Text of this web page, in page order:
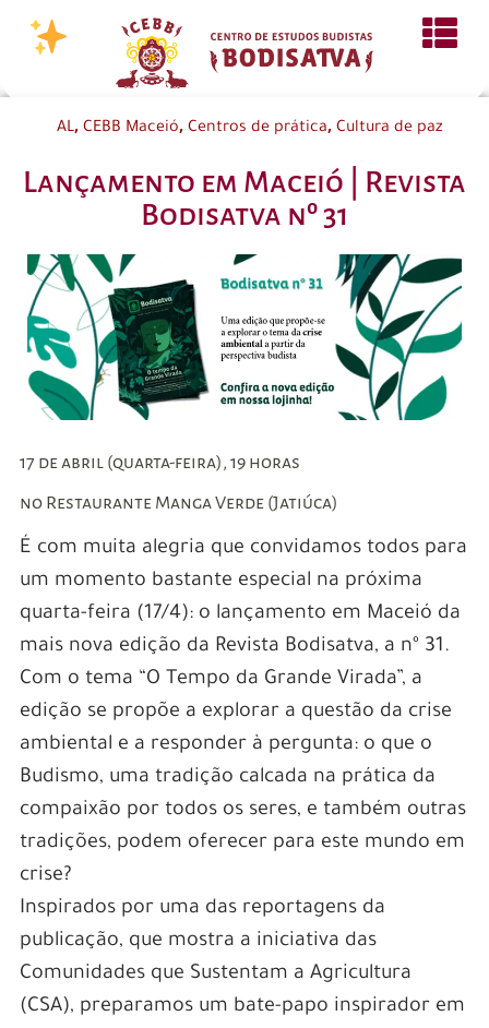
AL, CEBB Maceió, Centros de prática, Cultura de paz
Lançamento em Maceió | Revista
Bodisatva nº 31
17 de abril (quarta-feira), 19 horas
no Restaurante Manga Verde (Jatiúca)
É com muita alegria que convidamos todos para
um momento bastante especial na próxima
quarta-feira (17/4): o lançamento em Maceió da
mais nova edição da Revista Bodisatva, a nº 31.
Com o tema “O Tempo da Grande Virada”, a
edição se propõe a explorar a questão da crise
ambiental e a responder à pergunta: o que o
Budismo, uma tradição calcada na prática da
compaixão por todos os seres, e também outras
tradições, podem oferecer para este mundo em
crise?
Inspirados por uma das reportagens da
publicação, que mostra a iniciativa das
Comunidades que Sustentam a Agricultura
(CSA), preparamos um bate-papo inspirador em